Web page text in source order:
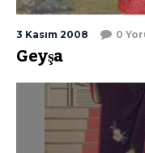
3 Kasım 2008 0
Geyşa